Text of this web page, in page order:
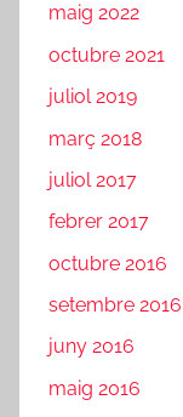
maig 2022
octubre 2021
juliol 2019
març 2018
juliol 2017
febrer 2017
octubre 2016
setembre 2016
juny 2016
maig 2016